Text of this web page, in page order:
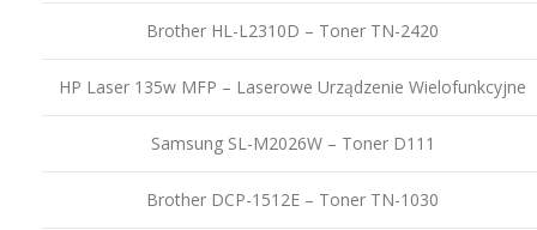
Brother HL-L2310D – Toner TN-2420
HP Laser 135w MFP – Laserowe Urządzenie Wielofunkcyjne
Samsung SL-M2026W – Toner D111
Brother DCP-1512E – Toner TN-1030